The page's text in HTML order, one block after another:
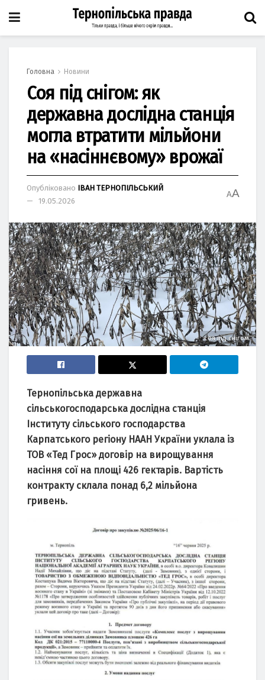
Головна Новини
Соя під снігом: як
державна дослідна станція
могла втратити мільйони
на «насіннєвому» врожаї
Опубліковано ІВАН ТЕРНОПІЛЬСЬКИЙ
19.05.2026
AA
соя під снігом.
Тернопільська державна
сільськогосподарська дослідна станція
Інституту сільського господарства
Карпатського регіону НААН України уклала із
ТОВ «Тед Грос» договір на вирощування
насіння сої на площі 426 гектарів. Вартість
контракту склала понад 6,2 мільйона
гривень.